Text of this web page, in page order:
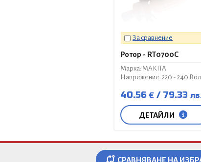
За сравнение
Ротор - RT0700C
Марка: MAKITA
Напрежение: 220 - 240
40.56 € 79.33
ДЕТАЙЛИ
СРАВНЯВАНЕ НА